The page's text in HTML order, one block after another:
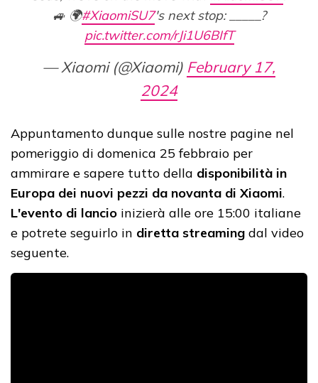
🚙 🌍#XiaomiSU7's next stop: _____?
pic.twitter.com/rJi1U6BIfT
— Xiaomi (@Xiaomi) February 17,
2024
Appuntamento dunque sulle nostre pagine nel
pomeriggio di domenica 25 febbraio per
ammirare e sapere tutto della disponibilità in
Europa dei nuovi pezzi da novanta di Xiaomi.
L'evento di lancio inizierà alle ore 15:00 italiane
e potrete seguirlo in diretta streaming dal video
seguente.